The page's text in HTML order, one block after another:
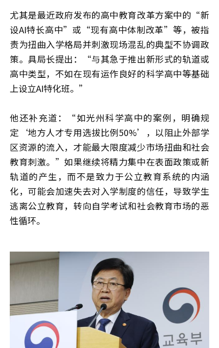
尤其是最近政府发布的高中教育改革方案中的“新
设AI特长高中”或“现有高中体制改革”等，被指
责为扭曲入学格局并刺激现场混乱的典型不协调政
策。具局长提出：“与其急于推出新形式的轨道或
高中类型，不如在现有运作良好的科学高中等基础
上设立AI特化班。”
他还补充道：“如光州科学高中的案例，明确规
定‘地方人才专用选拔比例50%’，以阻止外部学
区资源的流入，才能最大限度减少市场扭曲和社会
教育刺激。”如果继续将精力集中在表面政策或新
轨道的产生，而不是致力于公立教育系统的内涵
化，可能会加速失去对入学制度的信任，导致学生
逃离公立教育，转向自学考试和社会教育市场的恶
性循环。